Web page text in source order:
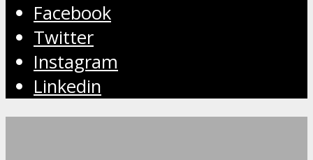
Facebook
Twitter
Instagram
Linkedin